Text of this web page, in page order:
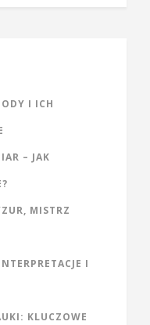
I ICH
– JAK
MISTRZ
I
KLUCZOWE